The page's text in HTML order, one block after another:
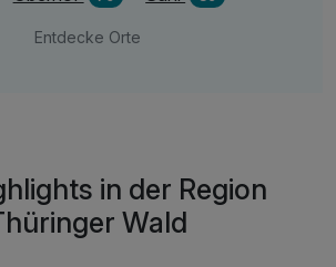
Entdecke Orte
in der Region
Wald